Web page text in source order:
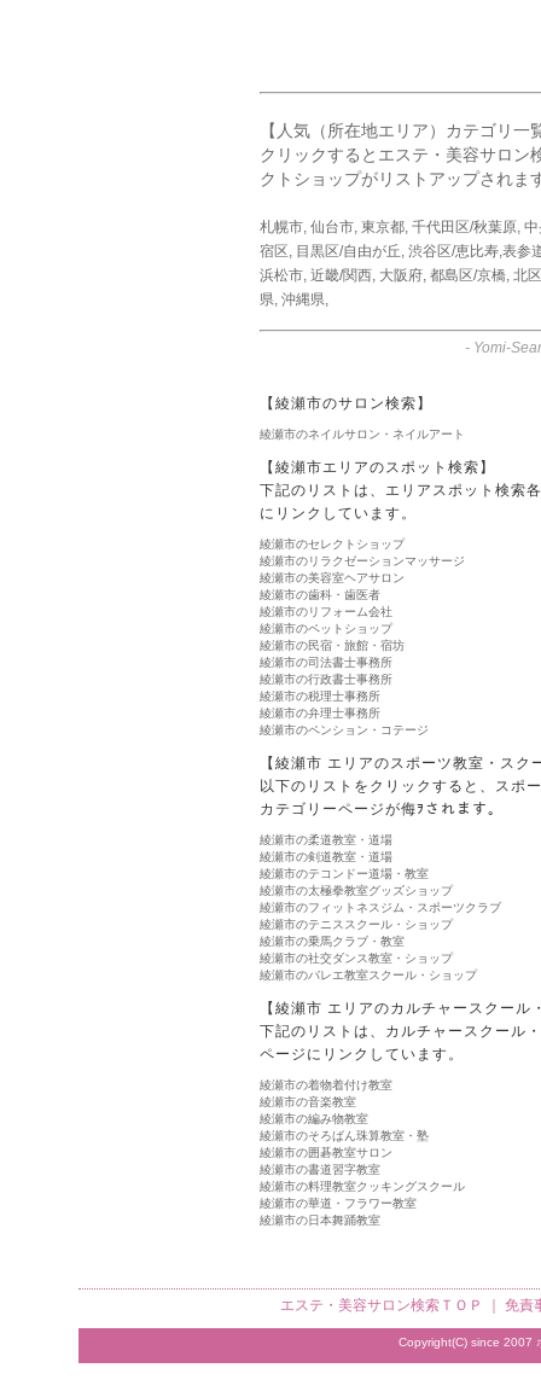
【人気（所在地エリア）カテゴリ一
クリックするとエステ・美容サロン
クトショップがリストアップされま
札幌市, 仙台市, 東京都, 千代田区/秋葉原,
宿区, 目黒区/自由が丘, 渋谷区/恵比寿,表参
浜松市, 近畿/関西, 大阪府, 都島区/京橋, 北
県, 沖縄県,
- Yomi-
【綾瀬市のサロン検索】
綾瀬市のネイルサロン・ネイルアート
【綾瀬市エリアのスポット検索】
下記のリストは、エリアスポット検索
にリンクしています。
綾瀬市のセレクトショップ
綾瀬市のリラクゼーションマッサージ
綾瀬市の美容室ヘアサロン
綾瀬市の歯科・歯医者
綾瀬市のリフォーム会社
綾瀬市のペットショップ
綾瀬市の民宿・旅館・宿坊
綾瀬市の司法書士事務所
綾瀬市の行政書士事務所
綾瀬市の税理士事務所
綾瀬市の弁理士事務所
綾瀬市のペンション・コテージ
【綾瀬市 エリアのスポーツ教室・スク
以下のリストをクリックすると、スポ
カテゴリーページが侮ｦされます。
綾瀬市の柔道教室・道場
綾瀬市の剣道教室・道場
綾瀬市のテコンドー道場・教室
綾瀬市の太極拳教室グッズショップ
綾瀬市のフィットネスジム・スポーツクラブ
綾瀬市のテニススクール・ショップ
綾瀬市の乗馬クラブ・教室
綾瀬市の社交ダンス教室・ショップ
綾瀬市のバレエ教室スクール・ショップ
【綾瀬市 エリアのカルチャースクール
下記のリストは、カルチャースクール
ページにリンクしています。
綾瀬市の着物着付け教室
綾瀬市の音楽教室
綾瀬市の編み物教室
綾瀬市のそろばん珠算教室・塾
綾瀬市の囲碁教室サロン
綾瀬市の書道習字教室
綾瀬市の料理教室クッキングスクール
綾瀬市の華道・フラワー教室
綾瀬市の日本舞踊教室
エステ・美容サロン検索 ＴＯＰ ｜ 免責
Copyright(C) since 2007